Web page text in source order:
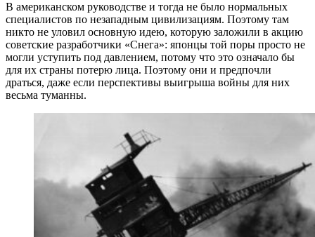
В американском руководстве и тогда не было нормальных
специалистов по незападным цивилизациям. Поэтому там
никто не уловил основную идею, которую заложили в акцию
советские разработчики «Снега»: японцы той поры просто не
могли уступить под давлением, потому что это означало бы
для их страны потерю лица. Поэтому они и предпочли
драться, даже если перспективы выигрыша войны для них
весьма туманны.